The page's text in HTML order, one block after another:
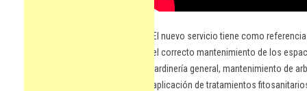
El nuevo servicio tiene como
el correcto mantenimiento de los
jardinería general, mantenimiento de
aplicación de tratamientos